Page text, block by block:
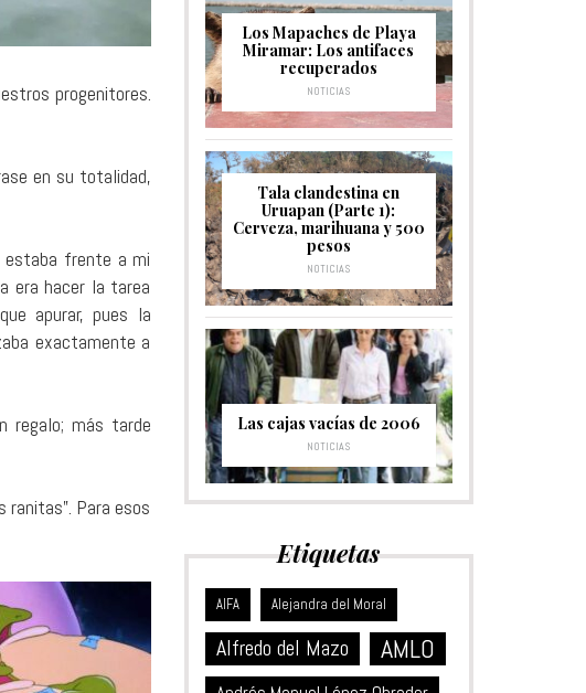
progenitores.
en su totalidad,
estaba frente a mi
era hacer la tarea
apurar, pues la
exactamente a
regalo; más tarde
ranitas”. Para esos
Los Mapaches de Playa
Miramar: Los antifaces
recuperados
NOTICIAS
Tala clandestina en
Uruapan (Parte 1):
Cerveza, marihuana y 500
pesos
NOTICIAS
Las cajas vacías de 2006
NOTICIAS
Etiquetas
AIFA Alejandra del Moral
Alfredo del Mazo AMLO